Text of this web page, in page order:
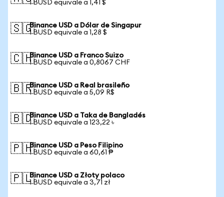
1 BUSD equivale a 1,41 $
🇸🇬Binance USD a Dólar de Singapur
1 BUSD equivale a 1,28 $
🇨🇭Binance USD a Franco Suizo
1 BUSD equivale a 0,8067 CHF
🇧🇷Binance USD a Real brasileño
1 BUSD equivale a 5,09 R$
🇧🇩Binance USD a Taka de Bangladés
1 BUSD equivale a 123,22 ৳
🇵🇭Binance USD a Peso Filipino
1 BUSD equivale a 60,61 ₱
🇵🇱Binance USD a Złoty polaco
1 BUSD equivale a 3,71 zł